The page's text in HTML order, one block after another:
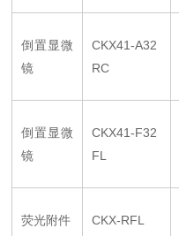
倒置显微
镜
CKX41-A32
RC
倒置显微
镜
CKX41-F32
FL
荧光附件 CKX-RFL